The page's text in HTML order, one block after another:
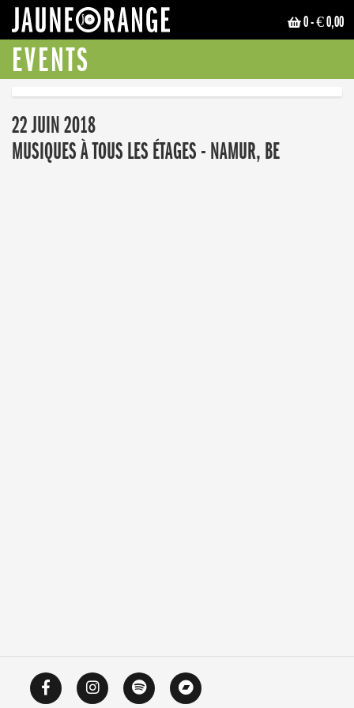
0- € 0,00
EVENTS
22 JUIN 2018
MUSIQUES À TOUS LES ÉTAGES - NAMUR, BE